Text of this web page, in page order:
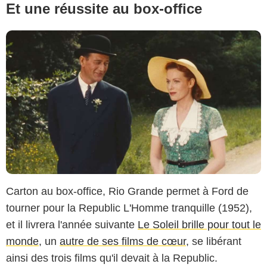
Et une réussite au box-office
Carton au box-office, Rio Grande permet à Ford de
tourner pour la Republic L'Homme tranquille (1952),
et il livrera l'année suivante Le Soleil brille pour tout le
monde, un autre de ses films de cœur, se libérant
ainsi des trois films qu'il devait à la Republic.